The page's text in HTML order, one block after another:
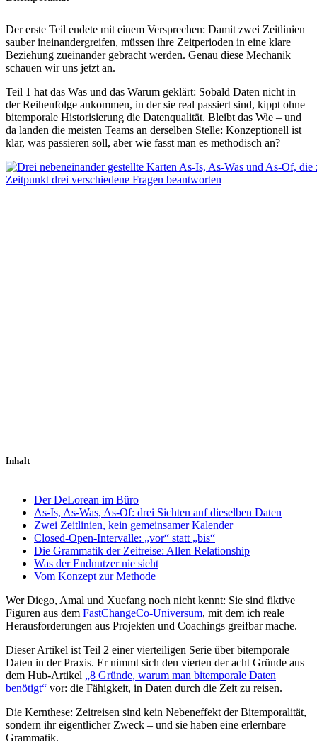
Der erste Teil endete mit einem Versprechen: Damit zwei Zeitlinien
sauber ineinandergreifen, müssen ihre Zeitperioden in eine klare
Beziehung zueinander gebracht werden. Genau diese Mechanik
schauen wir uns jetzt an.
Teil 1 hat das Was und das Warum geklärt: Sobald Daten nicht in
der Reihenfolge ankommen, in der sie real passiert sind, kippt ohne
bitemporale Historisierung die Datenqualität. Bleibt das Wie – und
da landen die meisten Teams an derselben Stelle: Konzeptionell ist
klar, was passieren soll, aber wie fasst man es methodisch an?
Inhalt
Der DeLorean im Büro
As-Is, As-Was, As-Of: drei Sichten auf dieselben Daten
Zwei Zeitlinien, kein gemeinsamer Kalender
Closed-Open-Intervalle: „vor“ statt „bis“
Die Grammatik der Zeitreise: Allen Relationship
Was der Endnutzer nie sieht
Vom Konzept zur Methode
Wer Diego, Amal und Xuefang noch nicht kennt: Sie sind fiktive
Figuren aus dem FastChangeCo-Universum, mit dem ich reale
Herausforderungen aus Projekten und Coachings greifbar mache.
Dieser Artikel ist Teil 2 einer vierteiligen Serie über bitemporale
Daten in der Praxis. Er nimmt sich den vierten der acht Gründe aus
dem Hub-Artikel „8 Gründe, warum man bitemporale Daten
benötigt“ vor: die Fähigkeit, in Daten durch die Zeit zu reisen.
Die Kernthese: Zeitreisen sind kein Nebeneffekt der Bitemporalität,
sondern ihr eigentlicher Zweck – und sie haben eine erlernbare
Grammatik.